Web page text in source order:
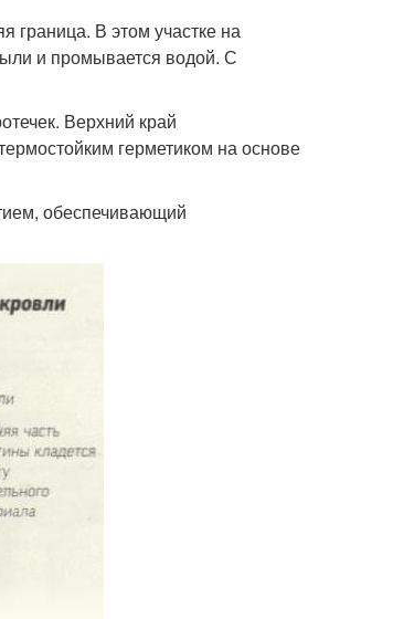
граница. В этом участке на
и промывается водой. С
Верхний край
герметиком на основе
обеспечивающий